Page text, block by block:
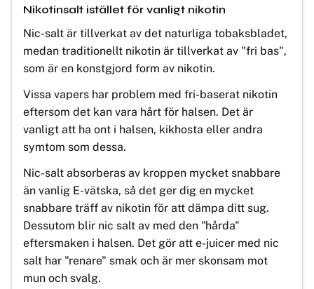
Nikotinsalt istället för vanligt nikotin
Nic-salt är tillverkat av det naturliga tobaksbladet,
medan traditionellt nikotin är tillverkat av "fri bas",
som är en konstgjord form av nikotin.
Vissa vapers har problem med fri-baserat nikotin
eftersom det kan vara hårt för halsen. Det är
vanligt att ha ont i halsen, kikhosta eller andra
symtom som dessa.
Nic-salt absorberas av kroppen mycket snabbare
än vanlig E-vätska, så det ger dig en mycket
snabbare träff av nikotin för att dämpa ditt sug.
Dessutom blir nic salt av med den "hårda"
eftersmaken i halsen. Det gör att e-juicer med nic
salt har "renare" smak och är mer skonsam mot
mun och svalg.